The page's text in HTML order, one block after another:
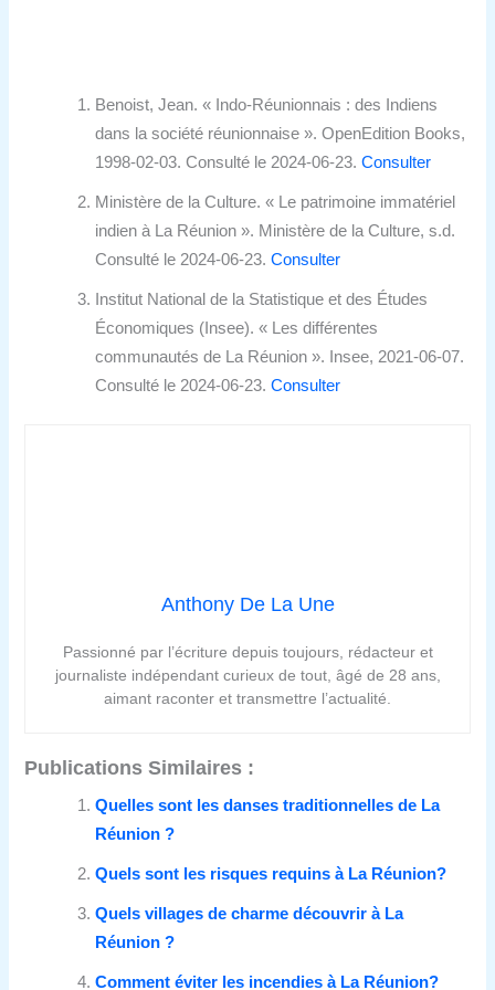
Benoist, Jean. « Indo-Réunionnais : des Indiens
dans la société réunionnaise ». OpenEdition Books,
1998-02-03. Consulté le 2024-06-23.Consulter
Ministère de la Culture. « Le patrimoine immatériel
indien à La Réunion ». Ministère de la Culture, s.d.
Consulté le 2024-06-23.Consulter
Institut National de la Statistique et des Études
Économiques (Insee). « Les différentes
communautés de La Réunion ». Insee, 2021-06-07.
Consulté le 2024-06-23.Consulter
Anthony De La Une
Passionné par l’écriture depuis toujours, rédacteur et
journaliste indépendant curieux de tout, âgé de 28 ans,
aimant raconter et transmettre l’actualité.
Publications Similaires :
Quelles sont les danses traditionnelles de La
Réunion ?
Quels sont les risques requins à La Réunion?
Quels villages de charme découvrir à La
Réunion ?
Comment éviter les incendies à La Réunion?